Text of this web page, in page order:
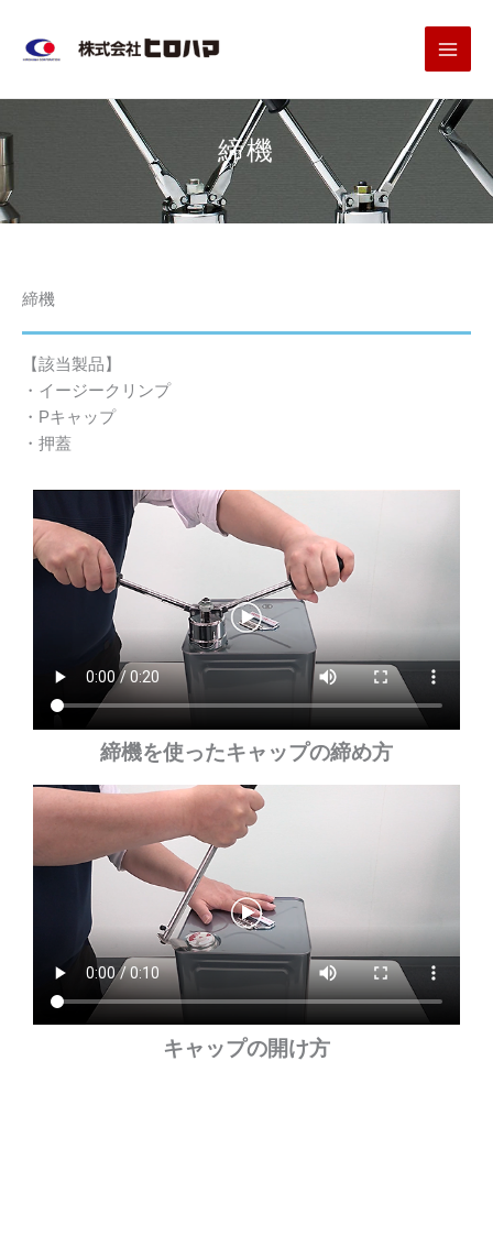
ッ
プ
締機
締機
【該当製品】
・イージークリンプ
・Pキャップ
・押蓋
締機を使ったキャップの締め方
キャップの開け方